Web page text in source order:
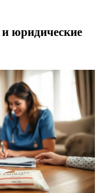
юридические